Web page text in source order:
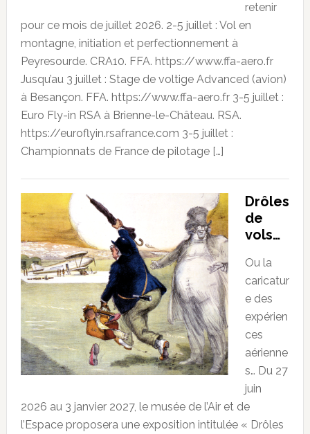
retenir
pour ce mois de juillet 2026. 2-5 juillet : Vol en
montagne, initiation et perfectionnement à
Peyresourde. CRA10. FFA. https://www.ffa-aero.fr
Jusqu’au 3 juillet : Stage de voltige Advanced (avion)
à Besançon. FFA. https://www.ffa-aero.fr 3-5 juillet :
Euro Fly-in RSA à Brienne-le-Château. RSA.
https://euroflyin.rsafrance.com 3-5 juillet :
Championnats de France de pilotage […]
Drôles
de
vols…
Ou la
caricatur
e des
expérien
ces
aérienne
s… Du 27
juin
2026 au 3 janvier 2027, le musée de l’Air et de
l’Espace proposera une exposition intitulée « Drôles